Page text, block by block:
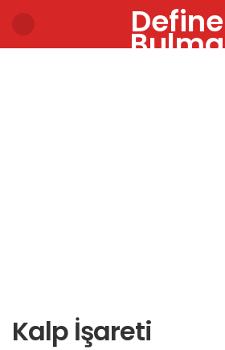
Define
Bulma
Kalp İşareti